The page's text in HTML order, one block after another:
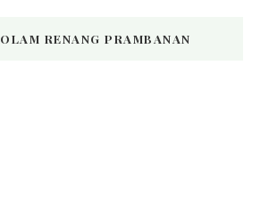
RENANG PRAMBANAN